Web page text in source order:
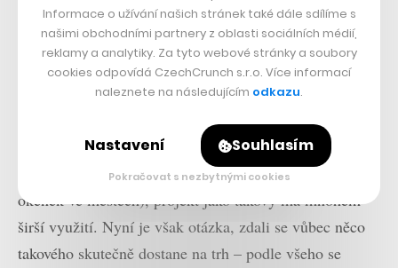
Ač se milánská trojice zatím chce soustředit na
fastfoodové hranolky (zpravidla nabízené z hladových
okének ve městech), projekt jako takový má mnohem
širší využití. Nyní je však otázka, zdali se vůbec něco
takového skutečně dostane na trh – podle všeho se
Informace o užívání našich stránek také dále sdílíme s
našimi obchodními partnery z oblasti sociálních médií,
reklamy a analytiky. Za tyto webové stránky a soubory
cookies odpovídá CzechCrunch s.r.o. Více informací
naleznete na následujícím odkazu.
Nastavení Souhlasím
Pokračovat s nezbytnými cookies